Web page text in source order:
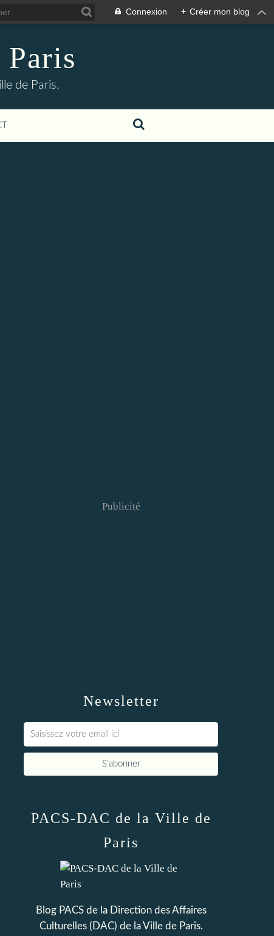
Connexion + Créer mon blog
de Paris.
Newsletter
Publicité
PACS-DAC de la Ville de
Paris
Blog PACS de la Direction des Affaires
Culturelles (DAC) de la Ville de Paris.